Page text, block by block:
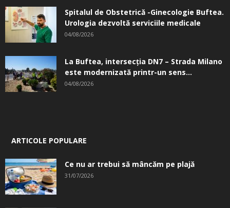
Spitalul de Obstetrică -Ginecologie Buftea.
Urologia dezvoltă serviciile medicale
04/08/2026
La Buftea, intersecţia DN7 – Strada Milano
este modernizată printr-un sens...
04/08/2026
ARTICOLE POPULARE
Ce nu ar trebui să mâncăm pe plajă
31/07/2026